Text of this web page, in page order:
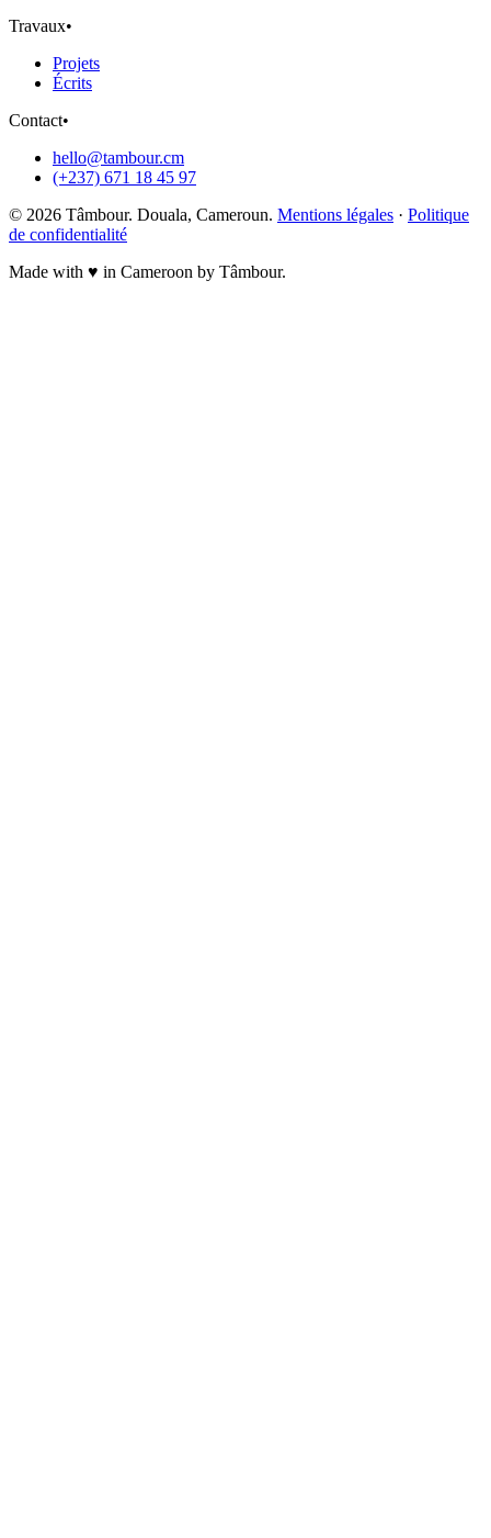
Travaux•
Projets
Écrits
Contact•
hello@tambour.cm
(+237) 671 18 45 97
© 2026 Tâmbour. Douala, Cameroun. Mentions légales · Politique
de confidentialité
Made with ♥ in Cameroon by Tâmbour.